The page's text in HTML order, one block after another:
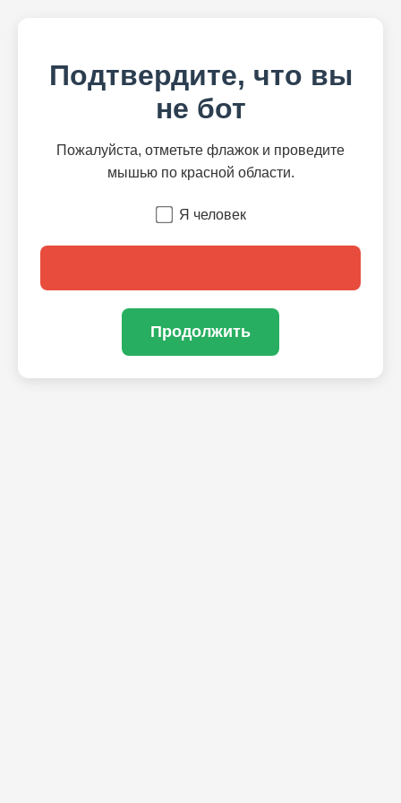
Подтвердите, что вы
не бот
Пожалуйста, отметьте флажок и проведите
мышью по красной области.
Я человек
Продолжить